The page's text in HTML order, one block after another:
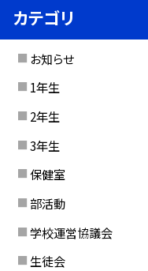
カテゴリ
お知らせ
1年生
2年生
3年生
保健室
部活動
学校運営協議会
生徒会